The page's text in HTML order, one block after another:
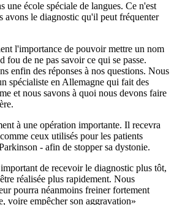
une école spéciale de langues. Ce n'est
avons le diagnostic qu'il peut fréquenter
l'importance de pouvoir mettre un nom
fou de ne pas savoir ce qui se passe.
enfin des réponses à nos questions. Nous
spécialiste en Allemagne qui fait des
et nous savons à quoi nous devons faire
à une opération importante. Il recevra
ceux utilisés pour les patients
- afin de stopper sa dystonie.
de recevoir le diagnostic plus tôt,
réalisée plus rapidement. Nous
pourra néanmoins freiner fortement
voire empêcher son aggravation»